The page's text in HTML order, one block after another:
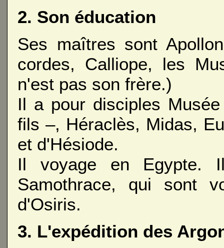
2. Son éducation
Ses maîtres sont
cordes, Calliope, les
n'est pas son frère.)
Il a pour disciples
fils –, Héraclès, Midas,
et d'Hésiode.
Il voyage en Egypte.
Samothrace, qui sont
d'Osiris.
3. L'expédition des